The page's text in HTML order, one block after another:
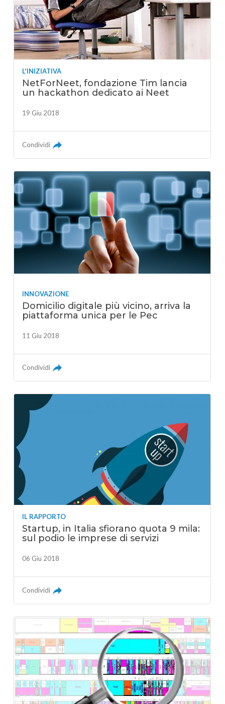
L'INIZIATIVA
NetForNeet, fondazione Tim lancia
un hackathon dedicato ai Neet
19 Giu 2018
Condividi
INNOVAZIONE
Domicilio digitale più vicino, arriva la
piattaforma unica per le Pec
11 Giu 2018
Condividi
IL RAPPORTO
Startup, in Italia sfiorano quota 9 mila:
sul podio le imprese di servizi
06 Giu 2018
Condividi